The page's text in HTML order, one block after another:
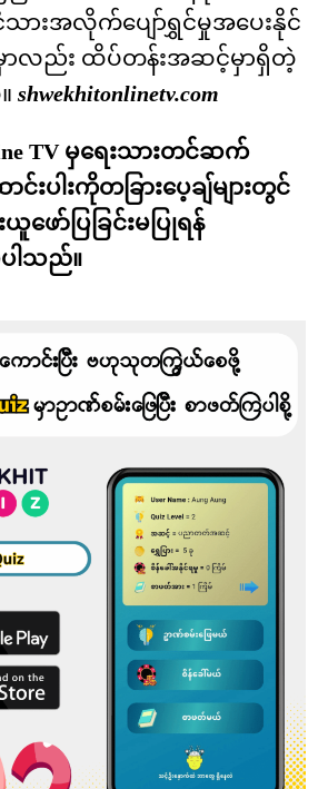
ငံသားအလိုက်ပျော်ရွှင်မှုအပေးနိုင်
ာလည်း ထိပ်တန်းအဆင့်မှာရှိတဲ့
shwekhitonlinetv.com
TV မှရေးသားတင်ဆက်
းပါးကိုတခြားပေ့ချ်များတွင်
ဖော်ပြခြင်းမပြုရန်
ပါသည်။